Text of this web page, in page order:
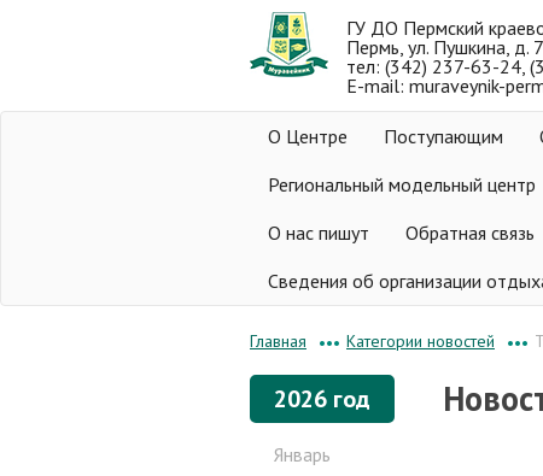
ГУ ДО Пермский
Пермь, ул. Пушкина, д.
тел: (342) 237-63-24,
E-mail: muraveynik-
О Центре Поступающим
Региональный модельный центр
О нас пишут
Обратная связь
Сведения об организации
Главная ••• Категории новостей •••
2026 год
Январь